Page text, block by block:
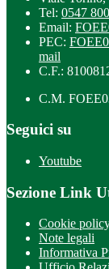
Tel: 0547
Email:
PEC:
mail
C.F.:
C.M.
Seguici su
Youtube
Sezione Link
Cookie
Note legali
Informativa